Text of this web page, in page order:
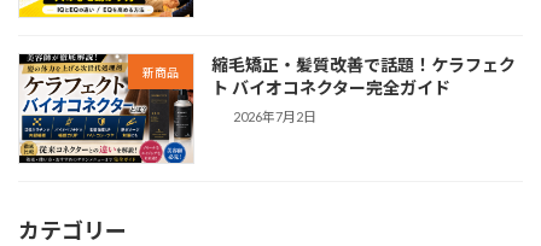
新商品
縮毛矯正・髪質改善で話題！ケラフェク
ト バイオコネクター完全ガイド
2026年7月2日
カテゴリー